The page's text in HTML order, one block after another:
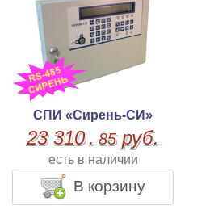
СПИ «Сирень-СИ»
23 310 . 85руб.
есть в наличии
В корзину